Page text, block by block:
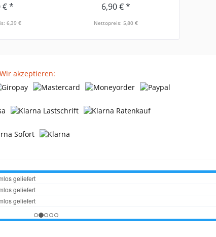
€ *
6,39 €
6,90 € *
Nettopreis: 5,80 €
Wir akzeptieren: